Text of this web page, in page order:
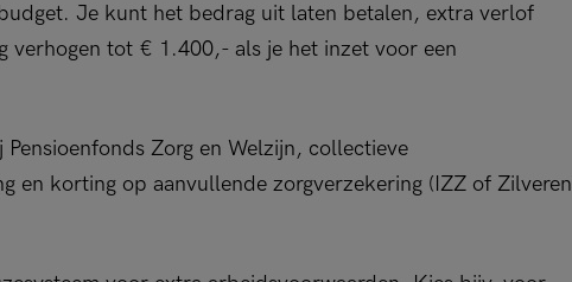
Je kunt het bedrag uit laten betalen, extra verlof
verhogen tot € 1.400,- als je het inzet voor een
Pensioenfonds Zorg en Welzijn, collectieve
en korting op aanvullende zorgverzekering (IZZ of Zilveren